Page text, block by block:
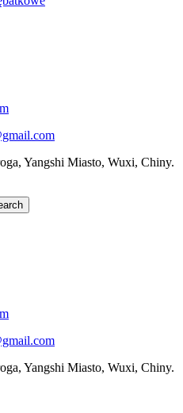
Yangshi Miasto, Wuxi, Chiny.
Yangshi Miasto, Wuxi, Chiny.